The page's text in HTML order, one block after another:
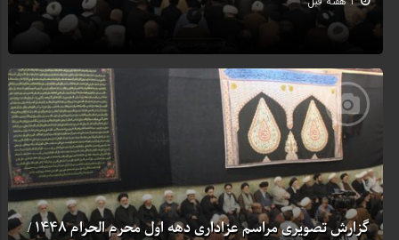
گزارش تصویری مراسم عزاداری دهه اول محرم الحرام 1448 /